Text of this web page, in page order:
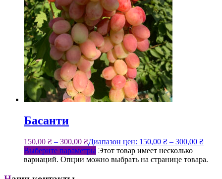
Басанти
150,00 ₴ – 300,00 ₴Диапазон цен: 150,00 ₴ – 300,00 ₴
Выберите параметры Этот товар имеет несколько
вариаций. Опции можно выбрать на странице товара.